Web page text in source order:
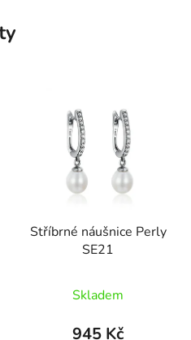
Stříbrné náušnice Perly
SE21
Skladem
945 Kč